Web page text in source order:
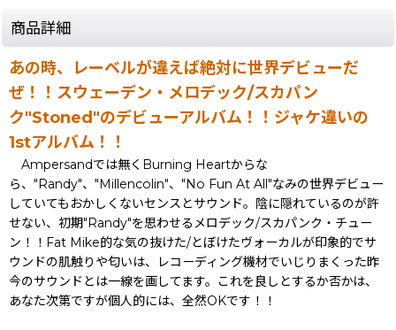
商品詳細
あの時、レーベルが違えば絶対に世界デビューだ
ぜ！！スウェーデン・メロデック/スカパン
ク"Stoned"のデビューアルバム！！ジャケ違いの
1stアルバム！！
Ampersandでは無くBurning Heartからな
ら、"Randy"、"Millencolin"、"No Fun At All"なみの世界デビュー
していてもおかしくないセンスとサウンド。陰に隠れているのが許
せない、初期"Randy"を思わせるメロデック/スカパンク・チュー
ン！！Fat Mike的な気の抜けた/とぼけたヴォーカルが印象的でサ
ウンドの肌触りや匂いは、レコーディング機材でいじりまくった昨
今のサウンドとは一線を画してます。これを良しとするか否かは、
あなた次第ですが個人的には、全然OKです！！